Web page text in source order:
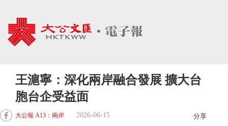
王滬寧：深化兩岸融合發展 擴大台
胞台企受益面
大公報 A13：兩岸 2026-06-15 分享